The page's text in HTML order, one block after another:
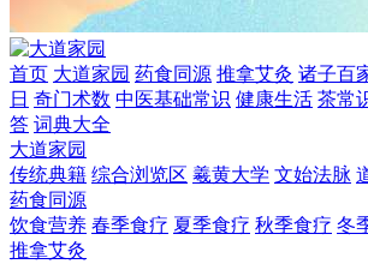
首页 大道家园 药食同源 推拿艾灸 诸子百
日 奇门术数 中医基础常识 健康生活 茶常
答 词典大全
大道家园
传统典籍 综合浏览区 羲黄大学 文始法脉
药食同源
饮食营养 春季食疗 夏季食疗 秋季食疗 冬
推拿艾灸